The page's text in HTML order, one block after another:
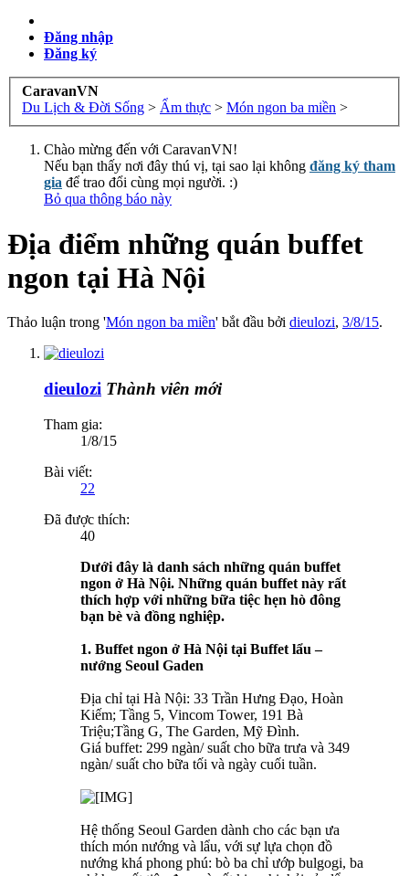
Đăng nhập
Đăng ký
CaravanVN
Du Lịch & Đời Sống > Ẩm thực > Món ngon ba miền >
Chào mừng đến với CaravanVN!
Nếu bạn thấy nơi đây thú vị, tại sao lại không đăng ký tham
gia để trao đổi cùng mọi người. :)
Bỏ qua thông báo này
Địa điểm những quán buffet
ngon tại Hà Nội
Thảo luận trong 'Món ngon ba miền' bắt đầu bởi dieulozi, 3/8/15.
dieulozi Thành viên mới
Tham gia:
1/8/15
Bài viết:
22
Đã được thích:
40
Dưới đây là danh sách những quán buffet
ngon ở Hà Nội. Những quán buffet này rất
thích hợp với những bữa tiệc hẹn hò đông
bạn bè và đồng nghiệp.
1. Buffet ngon ở Hà Nội tại Buffet lẩu –
nướng Seoul Gaden
Địa chỉ tại Hà Nội: 33 Trần Hưng Đạo, Hoàn
Kiếm; Tầng 5, Vincom Tower, 191 Bà
Triệu;Tầng G, The Garden, Mỹ Đình.
Giá buffet: 299 ngàn/ suất cho bữa trưa và 349
ngàn/ suất cho bữa tối và ngày cuối tuần.
Hệ thống Seoul Garden dành cho các bạn ưa
thích món nướng và lẩu, với sự lựa chọn đồ
nướng khá phong phú: bò ba chỉ ướp bulgogi, ba